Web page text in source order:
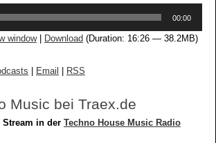
00:00
window| Download (Duration: 16:26 — 38.2MB)
Email RSS
Music bei Traex.de
Stream in der Techno House Music Radio